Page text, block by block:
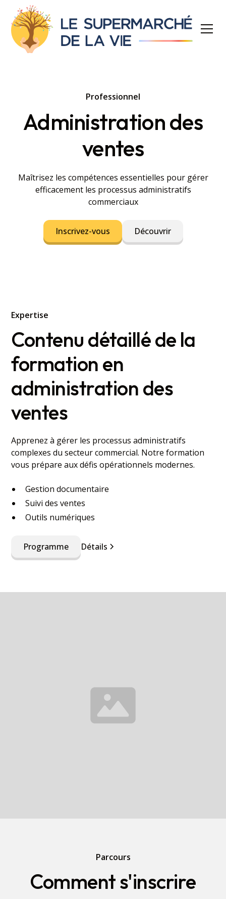
Professionnel
Administration des
ventes
Maîtrisez les compétences essentielles pour gérer
efficacement les processus administratifs
commerciaux
Inscrivez-vous Découvrir
Expertise
Contenu détaillé de la
formation en
administration des
ventes
Apprenez à gérer les processus administratifs
complexes du secteur commercial. Notre formation
vous prépare aux défis opérationnels modernes.
Gestion documentaire
Suivi des ventes
Outils numériques
Programme Détails
Parcours
Comment s'inscrire